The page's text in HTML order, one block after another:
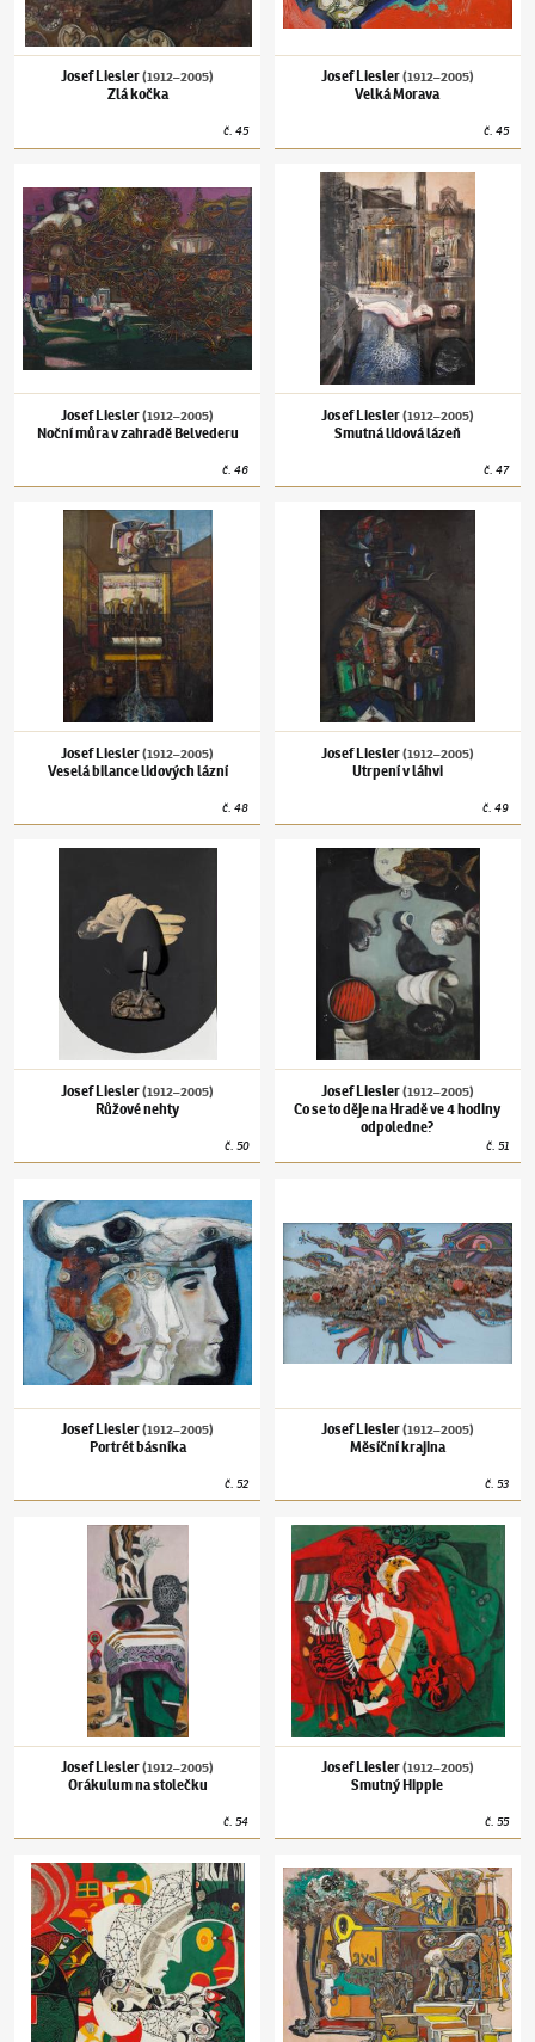
Josef Liesler(1912–2005)
Zlá kočka
č.45
Josef Liesler(1912–2005)
Velká Morava
č.45
Noční můra v zahradě Belvederu
Josef Liesler(1912–2005)
Noční můra v zahradě Belvederu
č.46
Josef Liesler(1912–2005)Smutná lidová
Josef Liesler(1912–2005)
Smutná lidová lázeň
č.47
Josef Liesler(1912–2005)Veselá bilance lidových lázní
Josef Liesler(1912–2005)
Veselá bilance lidových lázní
č.48
Josef Liesler(1912–2005)Utrpení v láhvi
Josef Liesler(1912–2005)
Utrpení v láhvi
č.49
Josef Liesler(1912–2005)Růžové nehty
Josef Liesler(1912–2005)
Růžové nehty
č.50
Josef Liesler(1912–2005)Co se to děje na
Josef Liesler(1912–2005)
Co se to děje na Hradě ve 4 hodiny
odpoledne?
č.51
Josef Liesler(1912–2005)
Portrét básníka
č.52
Josef Liesler(1912–2005)
Měsíční krajina
č.53
Josef Liesler(1912–2005)Orákulum na stolečku
Josef Liesler(1912–2005)
Orákulum na stolečku
č.54
Josef Liesler(1912–2005)Smutný Hippie
Josef Liesler(1912–2005)
Smutný Hippie
č.55
Josef Liesler(1912–2005)Měsíční zjev Josef Liesler(1912–2005)Casa Axel